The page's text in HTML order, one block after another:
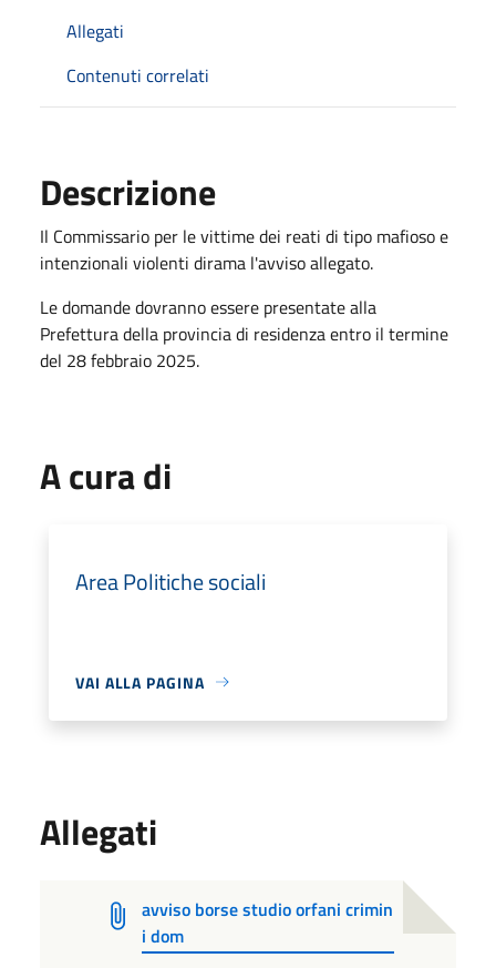
Allegati
Contenuti correlati
Descrizione
Il Commissario per le vittime dei reati di tipo mafioso e
intenzionali violenti dirama l'avviso allegato.
Le domande dovranno essere presentate alla
Prefettura della provincia di residenza entro il termine
del 28 febbraio 2025.
A cura di
Area Politiche sociali
VAI ALLA PAGINA
Allegati
avviso borse studio orfani crimin
i dom